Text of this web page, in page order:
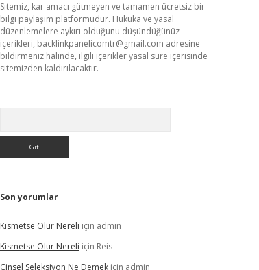
Sitemiz, kar amacı gütmeyen ve tamamen ücretsiz bir
bilgi paylaşım platformudur. Hukuka ve yasal
düzenlemelere aykırı olduğunu düşündüğünüz
içerikleri, backlinkpanelicomtr@gmail.com adresine
bildirmeniz halinde, ilgili içerikler yasal süre içerisinde
sitemizden kaldırılacaktır.
Son yorumlar
Kismetse Olur Nereli için admin
Kismetse Olur Nereli için Reis
Cinsel Seleksiyon Ne Demekiçin admin